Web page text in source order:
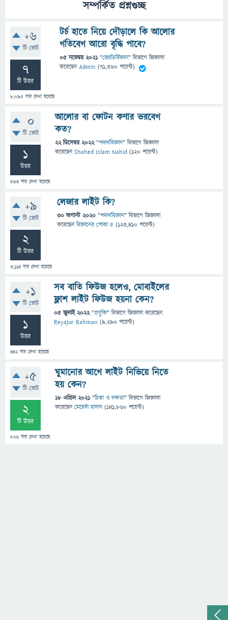
সম্পর্কিত প্রশ্নগুচ্ছ
+6
টি ভোট
7
টি উত্তর
8,095 বার দেখা হয়েছে
টর্চ হাতে নিয়ে দৌড়ালে কি আলোর
গতিবেগ আরো বৃদ্ধি পাবে?
05 নভেম্বর 2021 "জ্যোতির্বিজ্ঞান" বিভাগে জিজ্ঞাসা
করেছেনAdmin (71,360 পয়েন্ট)
0
টি ভোট
1
উত্তর
594 বার দেখা হয়েছে
আলোর বা ফোটন কণার ভরবেগ
কত?
22 ডিসেম্বর 2022 "পদার্থবিজ্ঞান" বিভাগে জিজ্ঞাসা
করেছেনShahed Islam Nahid (120 পয়েন্ট)
+9
টি ভোট
2
টি উত্তর
3,114 বার দেখা হয়েছে
লেজার লাইট কি?
30 অগাস্ট 2020 "পদার্থবিজ্ঞান" বিভাগে জিজ্ঞাসা
করেছেনবিজ্ঞানের পোকা ৫ (123,410 পয়েন্ট)
+1
টি ভোট
1
উত্তর
442বার দেখা হয়েছে
সব বাতি ফিউজ হলেও, মোবাইলের
ফ্লাশ লাইট ফিউজ হয়না কেন?
05 জুলাই 2022 "প্রযুক্তি" বিভাগে জিজ্ঞাসাকরেছেন
Reyajur Rahman (9,290 পয়েন্ট)
+5
টি ভোট
2
টি উত্তর
826 বার দেখা হয়েছে
ঘুমানোর আগে লাইট নিভিয়ে নিতে
হয় কেন?
18 এপ্রিল 2021 "চিন্তা ও দক্ষতা" বিভাগে জিজ্ঞাসা
করেছেনমেহেদী হাসান (141,860 পয়েন্ট)